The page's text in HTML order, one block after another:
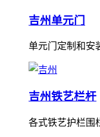
吉州单元门
单元门定制和安
吉州铁艺栏杆
各式铁艺护栏围